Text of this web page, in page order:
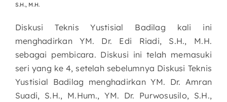
S.H., M.H.
Diskusi Teknis Yustisial Badilag kali ini
menghadirkan YM. Dr. Edi Riadi, S.H., M.H.
sebagai pembicara. Diskusi ini telah memasuki
seri yang ke 4, setelah sebelumnya Diskusi Teknis
Yustisial Badilag menghadirkan YM. Dr. Amran
Suadi, S.H., M.Hum., YM. Dr. Purwosusilo, S.H.,